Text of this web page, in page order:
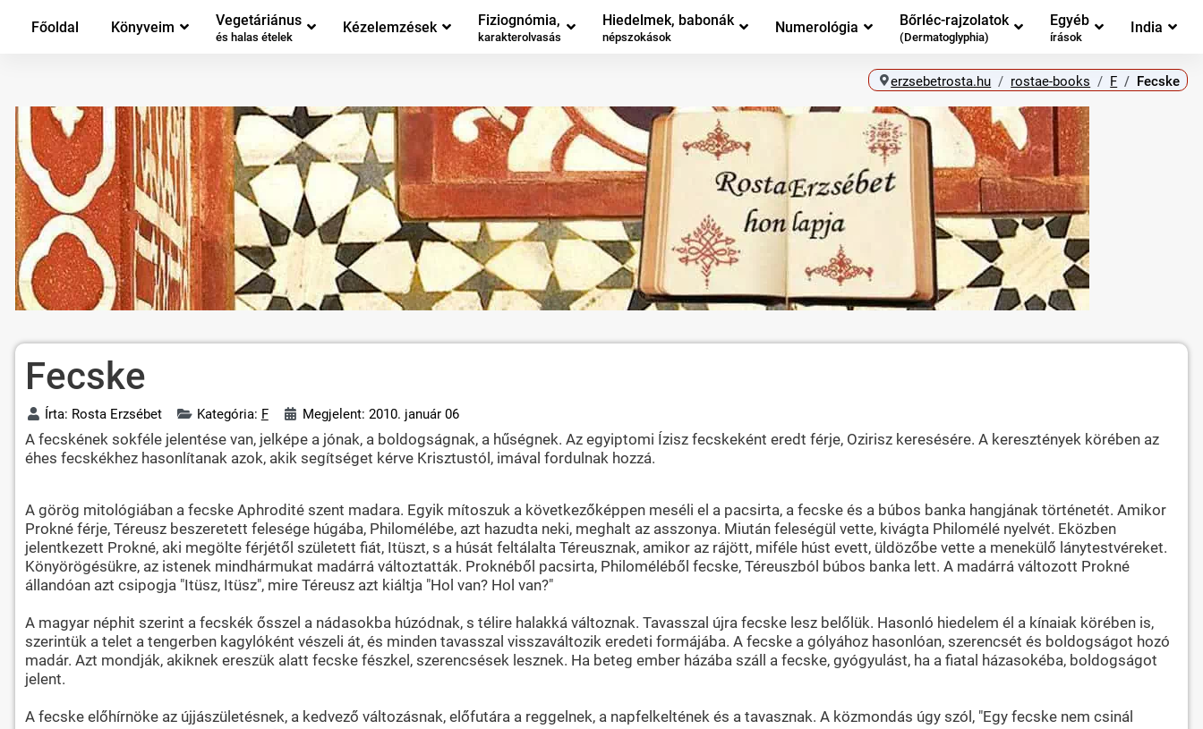
Főoldal Könyveim Vegetáriánus
és halas ételek
Kézelemzések Fiziognómia,
karakterolvasás
Hiedelmek, babonák
népszokások
Numerológia Bőrléc-rajzolatok
(Dermatoglyphia)
Egyéb
írások
India
erzsebetrosta.hu rostae-books F Fecske
Fecske
Írta: Rosta Erzsébet Kategória: F Megjelent: 2010. január 06
A fecskének sokféle jelentése van, jelképe a jónak, a boldogságnak, a hűségnek. Az egyiptomi Ízisz fecskeként eredt férje, Ozirisz keresésére. A keresztények körében az
éhes fecskékhez hasonlítanak azok, akik segítséget kérve Krisztustól, imával fordulnak hozzá.
A görög mitológiában a fecske Aphrodité szent madara. Egyik mítoszuk a következőképpen meséli el a pacsirta, a fecske és a búbos banka hangjának történetét. Amikor
Prokné férje, Téreusz beszeretett felesége húgába, Philomélébe, azt hazudta neki, meghalt az asszonya. Miután feleségül vette, kivágta Philomélé nyelvét. Eközben
jelentkezett Prokné, aki megölte férjétől született fiát, Itüszt, s a húsát feltálalta Téreusznak, amikor az rájött, miféle húst evett, üldözőbe vette a menekülő lánytestvéreket.
Könyörögésükre, az istenek mindhármukat madárrá változtatták. Proknéből pacsirta, Philoméléből fecske, Téreuszból búbos banka lett. A madárrá változott Prokné
állandóan azt csipogja "Itüsz, Itüsz", mire Téreusz azt kiáltja "Hol van? Hol van?"
A magyar néphit szerint a fecskék ősszel a nádasokba húzódnak, s télire halakká változnak. Tavasszal újra fecske lesz belőlük. Hasonló hiedelem él a kínaiak körében is,
szerintük a telet a tengerben kagylóként vészeli át, és minden tavasszal visszaváltozik eredeti formájába. A fecske a gólyához hasonlóan, szerencsét és boldogságot hozó
madár. Azt mondják, akiknek ereszük alatt fecske fészkel, szerencsések lesznek. Ha beteg ember házába száll a fecske, gyógyulást, ha a fiatal házasokéba, boldogságot
jelent.
A fecske előhírnöke az újjászületésnek, a kedvező változásnak, előfutára a reggelnek, a napfelkeltének és a tavasznak. A közmondás úgy szól, "Egy fecske nem csinál